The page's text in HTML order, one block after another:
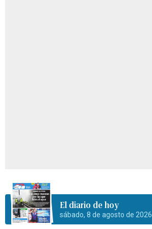
El diario de hoy
sábado, 8 de agosto de 2026